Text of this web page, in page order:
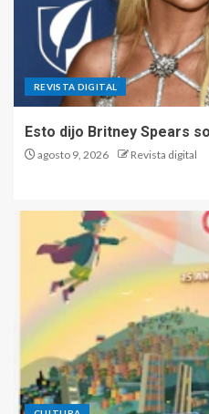
REVISTA DIGITAL
Esto dijo Britney Spears
agosto 9, 2026 Revista digital